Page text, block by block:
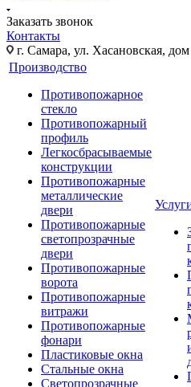
Заказать звонок
Контакты
г. Самара, ул. Хасановская,
Производство
Противопожарное
стекло
Противопожарный
профиль
Легкосбрасываемые
конструкции
Противопожарные
металлические
двери
Противопожарные
светопрозрачные
двери
Противопожарные
ворота
Противопожарные
витражи
Противопожарные
фонари
Пластиковые окна
Стальные окна
Светопрозрачные